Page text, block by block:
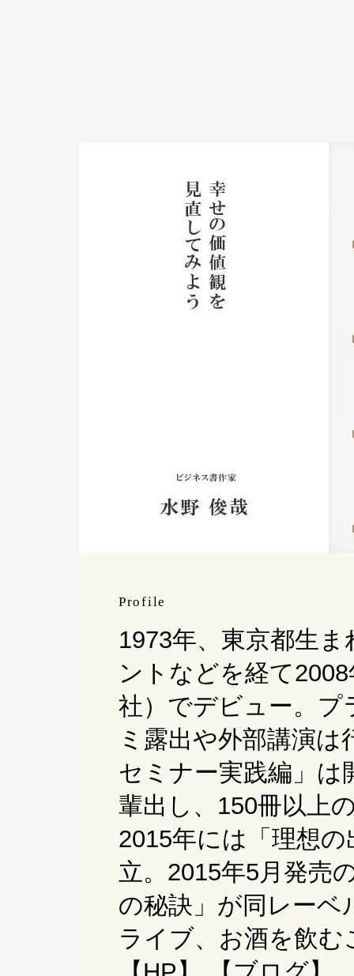
Profile
1973年、東京都生
ントなどを経て
社）でデビュー。
ミ露出や外部講演
セミナー実践編」は
輩出し、150冊以上
2015年には「理想
立。2015年5月発売
の秘訣」が同レーベ
ライブ、お酒を飲む